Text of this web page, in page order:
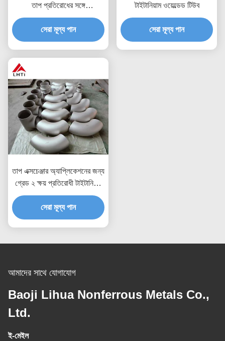
তাপ প্রতিরোধের সঙ্গে
4.51G/Cm3 ঘনত্ব
1000Mpa প্রসার্য শক্তি
সেরা মূল্য পান
টাইটানিয়াম ওয়েল্ডেড টিউব
সেরা মূল্য পান
তাপ এক্সচেঞ্জার অ্যাপ্লিকেশনের জন্য
গ্রেড ২ ক্ষয় প্রতিরোধী টাইটানিয়াম
টিউব এবং পাইপ
সেরা মূল্য পান
আমাদের সাথে যোগাযোগ
Baoji Lihua Nonferrous Metals Co.,
Ltd.
ই-মেইল